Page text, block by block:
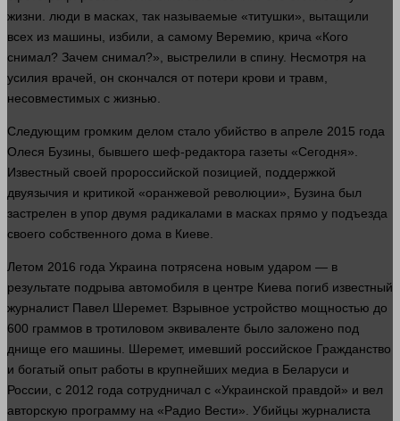
жизни
люди в масках, так называемые «титушки», вытащили
всех из машины , избили, а самому Веремию, крича «Кого
снимал? Зачем снимал?», выстрелили в спину. Несмотря на
усилия врачей, он скончался от потери крови и травм
несовместимых с жизнью.
Следующим громким делом стало убийство в апреле 2015 года
Олеся Бузины, бывшего шеф-редактора газеты «Сегодня».
Известный своей пророссийской позицией, поддержкой
двуязычия и критикой «оранжевой революции», Бузина был
застрелен в упор двумя радикалами в масках прямо у подъезда
своего собственного дома в Киеве.
Летом 2016 года Украина потрясена новым ударом — в
результате подрыва автомобиля в центре Киева погиб известный
журналист Павел Шеремет. Взрывное устройство мощностью до
600 граммов в тротиловом эквиваленте было заложено под
днище его машины . Шеремет, имевший российское Гражданство
и богатый опыт работы в крупнейших медиа в Беларуси и
России, с 2012 года сотрудничал с «Украинской правдой» и вел
авторскую программу на «Радио Вести». Убийцы журналиста